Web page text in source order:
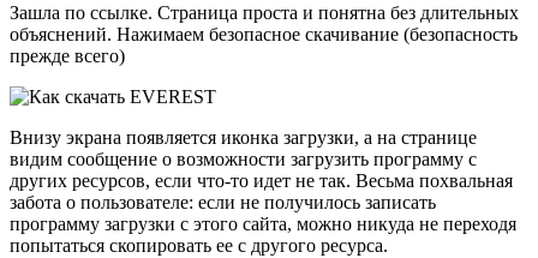
Зашла по ссылке. Страница проста и понятна без длительных
объяснений. Нажимаем безопасное скачивание (безопасность
прежде всего)
Внизу экрана появляется иконка загрузки, а на странице
видим сообщение о возможности загрузить программу с
других ресурсов, если что-то идет не так. Весьма похвальная
забота о пользователе: если не получилось записать
программу загрузки с этого сайта, можно никуда не переходя
попытаться скопировать ее с другого ресурса.